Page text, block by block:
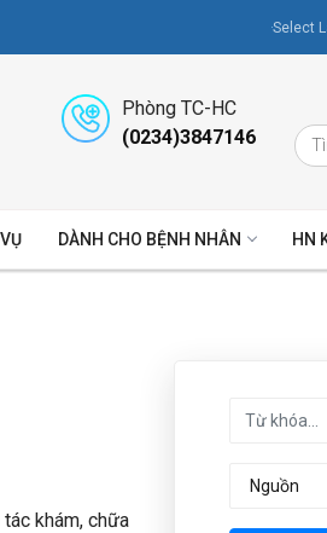
Select
Phòng TC-HC
(0234)3847146
DÀNH CHO BỆNH NHÂN HN
khám, chữa